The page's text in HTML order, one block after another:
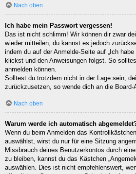
Nach oben
Ich habe mein Passwort vergessen!
Das ist nicht schlimm! Wir können dir zwar
wieder mitteilen, du kannst es jedoch
indem du auf der Anmelde-Seite auf „Ich
klickst und den Anweisungen folgst. So
anmelden können.
Solltest du trotzdem nicht in der Lage sein,
zurückzusetzen, so wende dich an die Board-
Nach oben
Warum werde ich automatisch
Wenn du beim Anmelden das
auswählst, wirst du nur für eine Sitzung
Missbrauch deines Benutzerkontos durch
zu bleiben, kannst du das Kästchen
auswählen. Dies ist nicht empfehlenswert,